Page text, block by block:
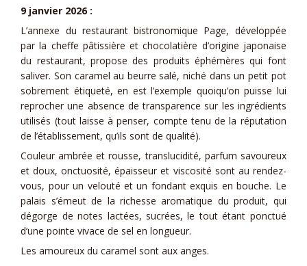
9 janvier 2026 :
L’annexe du restaurant bistronomique Page, développée
par la cheffe pâtissière et chocolatière d’origine japonaise
du restaurant, propose des produits éphémères qui font
saliver. Son caramel au beurre salé, niché dans un petit pot
sobrement étiqueté, en est l’exemple quoiqu’on puisse lui
reprocher une absence de transparence sur les ingrédients
utilisés (tout laisse à penser, compte tenu de la réputation
de l’établissement, qu’ils sont de qualité).
Couleur ambrée et rousse, translucidité, parfum savoureux
et doux, onctuosité, épaisseur et viscosité sont au rendez-
vous, pour un velouté et un fondant exquis en bouche. Le
palais s’émeut de la richesse aromatique du produit, qui
dégorge de notes lactées, sucrées, le tout étant ponctué
d’une pointe vivace de sel en longueur.
Les amoureux du caramel sont aux anges.